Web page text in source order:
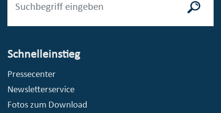
Schnelleinstieg
Pressecenter
Newsletterservice
Fotos zum Download